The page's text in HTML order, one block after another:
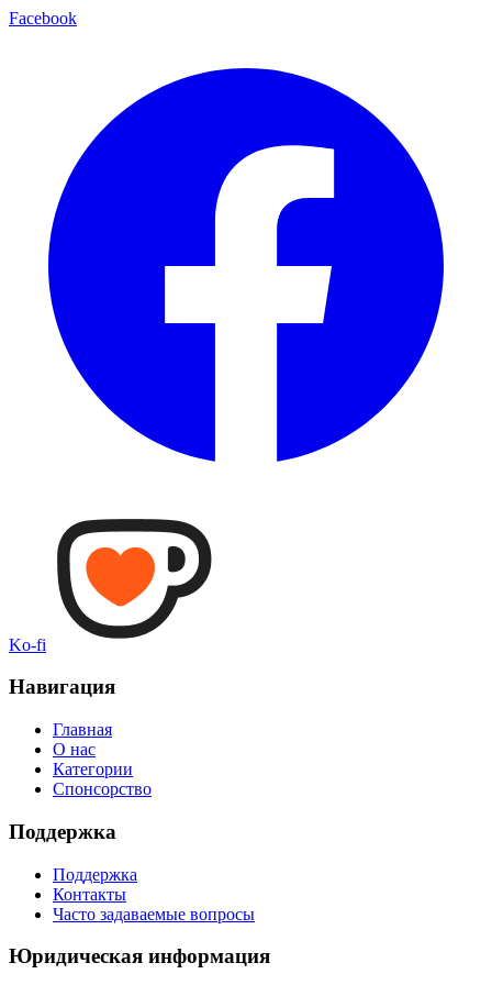
Facebook
Ko-fi
Навигация
Главная
О нас
Категории
Спонсорство
Поддержка
Поддержка
Контакты
Часто задаваемые вопросы
Юридическая информация